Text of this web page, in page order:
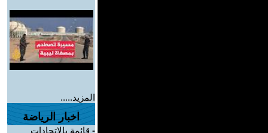
المزيد.....
اخبار الرياضة
- قائمة بالاتحادات